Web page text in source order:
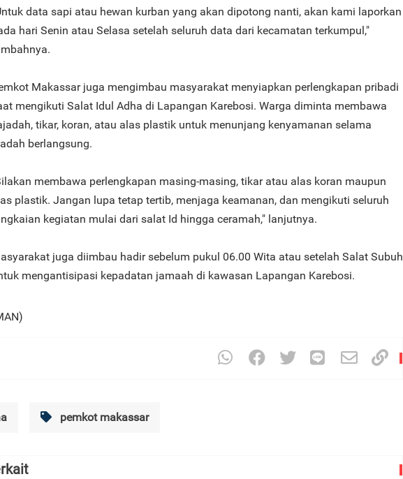
data sapi atau hewan kurban yang akan dipotong nanti, akan kami laporkan
hari Senin atau Selasa setelah seluruh data dari kecamatan terkumpul,"
Makassar juga mengimbau masyarakat menyiapkan perlengkapan pribadi
mengikuti Salat Idul Adha di Lapangan Karebosi. Warga diminta membawa
tikar, koran, atau alas plastik untuk menunjang kenyamanan selama
berlangsung.
membawa perlengkapan masing-masing, tikar atau alas koran maupun
plastik. Jangan lupa tetap tertib, menjaga keamanan, dan mengikuti seluruh
kegiatan mulai dari salat Id hingga ceramah," lanjutnya.
juga diimbau hadir sebelum pukul 06.00 Wita atau setelah Salat Subuh
mengantisipasi kepadatan jamaah di kawasan Lapangan Karebosi.
pemkot makassar